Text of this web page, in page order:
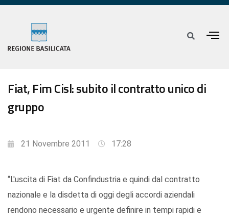
Fiat, Fim Cisl: subito il contratto unico di
gruppo
21 Novembre 2011 17:28
“L'uscita di Fiat da Confindustria e quindi dal contratto
nazionale e la disdetta di oggi degli accordi aziendali
rendono necessario e urgente definire in tempi rapidi e